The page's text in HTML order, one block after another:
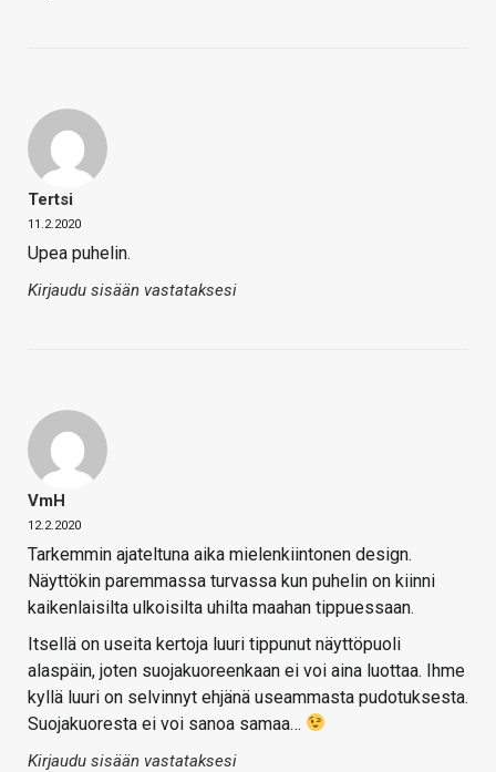
Tertsi
11.2.2020
Upea puhelin.
Kirjaudu sisään vastataksesi
VmH
12.2.2020
Tarkemmin ajateltuna aika mielenkiintonen design.
Näyttökin paremmassa turvassa kun puhelin on kiinni
kaikenlaisilta ulkoisilta uhilta maahan tippuessaan.
Itsellä on useita kertoja luuri tippunut näyttöpuoli
alaspäin, joten suojakuoreenkaan ei voi aina luottaa. Ihme
kyllä luuri on selvinnyt ehjänä useammasta pudotuksesta.
Suojakuoresta ei voi sanoa samaa…
Kirjaudu sisään vastataksesi